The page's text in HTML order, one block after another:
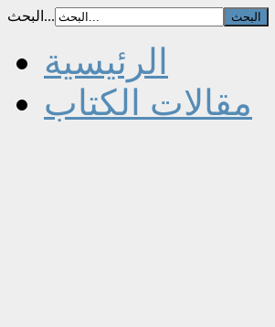
البحث...
الرئيسية
مقالات الكتاب